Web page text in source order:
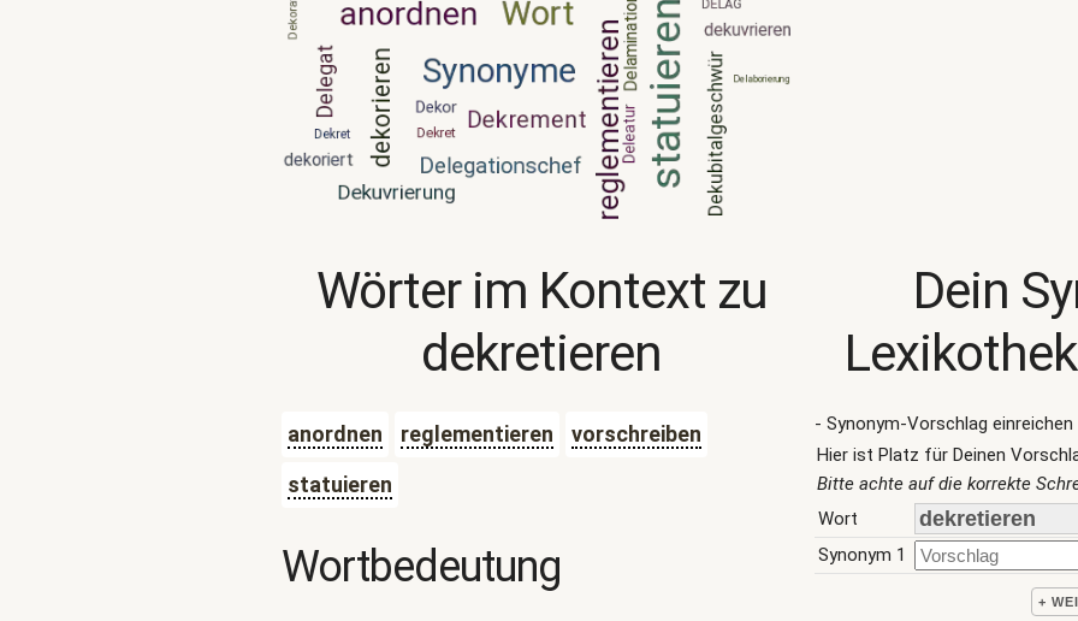
Wörter im Kontext zu
dekretieren
anordnen reglementieren
vorschreiben
statuieren
Wortbedeutung
Dein
- Synonym-Vorschlag einreichen
Hier ist Platz für Deinen
Bitte achte auf die korrekte
Wort
Synonym 1
+